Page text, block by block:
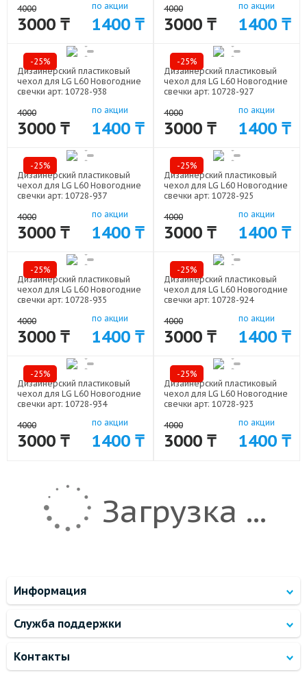
4000
3000 ₸
по акции
1400 ₸
4000
3000 ₸
по акции
1400 ₸
-25%
Дизайнерский пластиковый
чехол для LG L60 Новогодние
свечки арт: 10728-938
4000
3000 ₸
по акции
1400 ₸
-25%
Дизайнерский пластиковый
чехол для LG L60 Новогодние
свечки арт: 10728-927
4000
3000 ₸
по акции
1400 ₸
-25%
Дизайнерский пластиковый
чехол для LG L60 Новогодние
свечки арт: 10728-937
4000
3000 ₸
по акции
1400 ₸
-25%
Дизайнерский пластиковый
чехол для LG L60 Новогодние
свечки арт: 10728-925
4000
3000 ₸
по акции
1400 ₸
-25%
Дизайнерский пластиковый
чехол для LG L60 Новогодние
свечки арт: 10728-935
4000
3000 ₸
по акции
1400 ₸
-25%
Дизайнерский пластиковый
чехол для LG L60 Новогодние
свечки арт: 10728-924
4000
3000 ₸
по акции
1400 ₸
-25%
Дизайнерский пластиковый
чехол для LG L60 Новогодние
свечки арт: 10728-934
4000
3000 ₸
по акции
1400 ₸
-25%
Дизайнерский пластиковый
чехол для LG L60 Новогодние
свечки арт: 10728-923
4000
3000 ₸
по акции
1400 ₸
Загрузка ...
Информация
Служба поддержки
Контакты